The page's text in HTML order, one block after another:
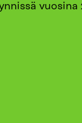
vuosina